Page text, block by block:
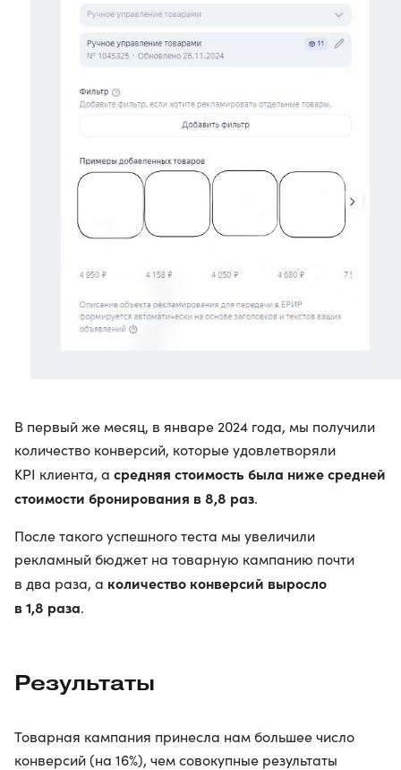
В первый же месяц, в январе 2024 года, мы получили
количество конверсий, которые удовлетворяли
KPI клиента, а средняя стоимость была ниже средней
стоимости бронирования в 8,8 раз.
После такого успешного теста мы увеличили
рекламный бюджет на товарную кампанию почти
в два раза, а количество конверсий выросло
в 1,8 раза.
Результаты
Товарная кампания принесла нам большее число
конверсий (на 16%), чем совокупные результаты